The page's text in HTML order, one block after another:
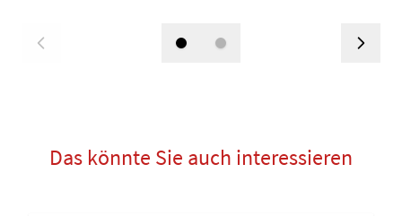
Das könnte Sie auch interessieren